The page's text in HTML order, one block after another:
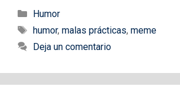
Categorías
Humor
Etiquetas
humor, malas prácticas, meme
Deja un comentario